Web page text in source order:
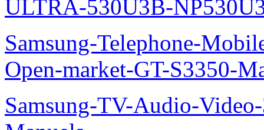
ULTRA-530U3B-
Samsung-Telephone-
Open-market-GT-S3350-
Samsung-TV-Audio-